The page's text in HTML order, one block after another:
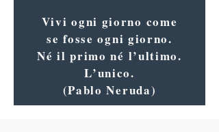
Vivi ogni giorno come
se fosse ogni giorno.
Né il primo né l’ultimo.
L’unico.
(Pablo Neruda)